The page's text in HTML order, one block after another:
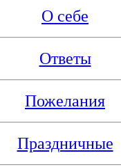
О себе
Ответы
Пожелания
Праздничные